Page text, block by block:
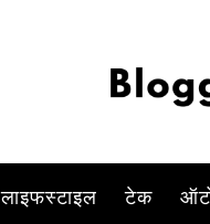
लाइफस्टाइल टेक